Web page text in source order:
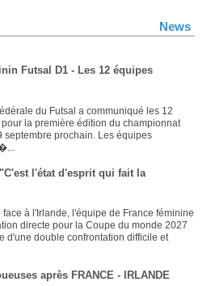
News
Futsal D1 - Les 12 équipes
du Futsal a communiqué les 12
la première édition du championnat
septembre prochain. Les équipes
l'état d'esprit qui fait la
face à l'Irlande, l'équipe de France féminine
directe pour la Coupe du monde 2027
d'une double confrontation difficile et
après FRANCE - IRLANDE